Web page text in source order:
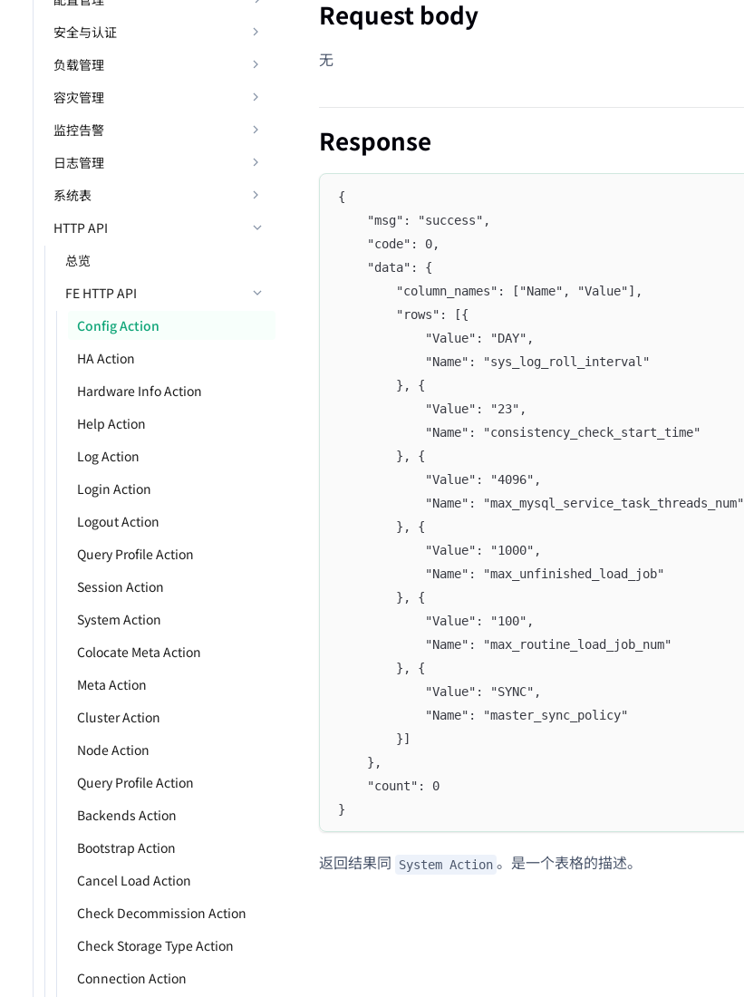
安全与认证
负载管理
容灾管理
监控告警
日志管理
系统表
HTTP API
总览
FE HTTP API
Config Action
HA Action
Hardware Info Action
Help Action
Log Action
Login Action
Logout Action
Query Profile Action
Session Action
System Action
Colocate Meta Action
Meta Action
Cluster Action
Node Action
Query Profile Action
Backends Action
Bootstrap Action
Cancel Load Action
Check Decommission Action
Check Storage Type Action
Connection Action
Request body
无
Response
{
	"msg": "success",
	"code": 0,
	"data": {
		"column_names": ["Name", "Value"],
		"rows": [{
			"Value": "DAY",
			"Name": "sys_log_roll_interval"
		}, {
			"Value": "23",
			"Name": "consistency_check_start_time"
		}, {
			"Value": "4096",
			"Name": "max_mysql_service_task_threads_num"
		}, {
			"Value": "1000",
			"Name": "max_unfinished_load_job"
		}, {
			"Value": "100",
			"Name": "max_routine_load_job_num"
		}, {
			"Value": "SYNC",
			"Name": "master_sync_policy"
		}]
	},
	"count": 0
}
返回结果同 System Action 。是一个表格的描述。